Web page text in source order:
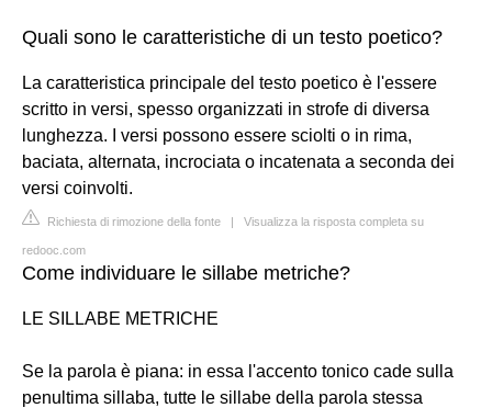
Quali sono le caratteristiche di un testo poetico?
La caratteristica principale del testo poetico è l'essere
scritto in versi, spesso organizzati in strofe di diversa
lunghezza. I versi possono essere sciolti o in rima,
baciata, alternata, incrociata o incatenata a seconda dei
versi coinvolti.
Richiesta di rimozione della fonte | Visualizza la risposta completa su
redooc.com
Come individuare le sillabe metriche?
LE SILLABE METRICHE
Se la parola è piana: in essa l'accento tonico cade sulla
penultima sillaba, tutte le sillabe della parola stessa